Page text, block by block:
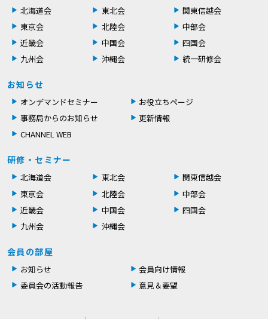
北海道会 東北会
関東信越会
東京会
北陸会
中部会
近畿会
中国会
四国会
九州会
沖縄会 統一研修会
お知らせ
オンデマンドセミナー
お役立ちページ
事務局からのお知らせ
更新情報
CHANNEL WEB
研修・セミナー
北海道会 東北会
関東信越会
東京会
北陸会
中部会
近畿会
中国会
四国会
九州会
沖縄会
会員の部屋
お知らせ
会員向け情報
委員会の活動報告
意見＆要望